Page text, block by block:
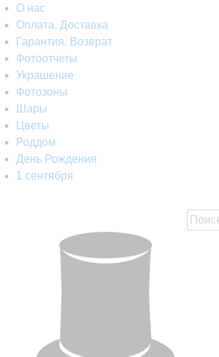
О нас
Оплата. Доставка
Гарантия. Возврат
Фотоотчеты
Украшение
Фотозоны
Шары
Цветы
Роддом
День Рождения
1 сентября